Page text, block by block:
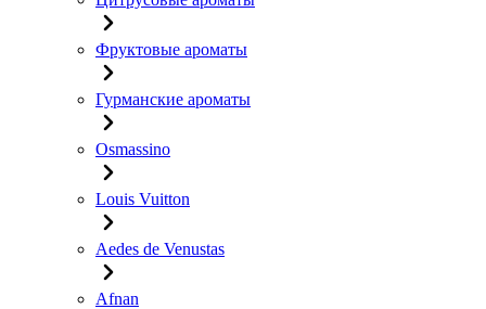
Фруктовые ароматы
Гурманские ароматы
Osmassino
Louis Vuitton
Aedes de Venustas
Afnan